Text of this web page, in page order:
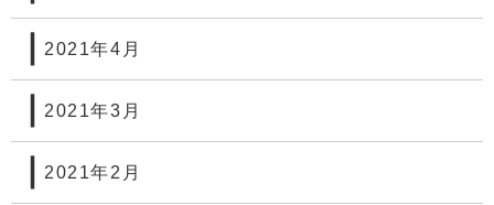
2021年4月
2021年3月
2021年2月